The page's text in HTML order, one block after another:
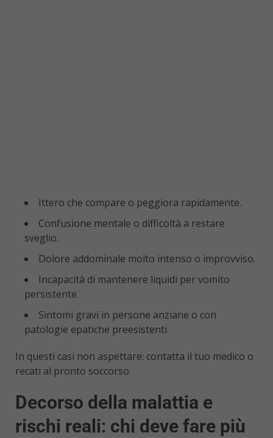
Ittero che compare o peggiora rapidamente.
Confusione mentale o difficoltà a restare
sveglio.
Dolore addominale molto intenso o improvviso.
Incapacità di mantenere liquidi per vomito
persistente.
Sintomi gravi in persone anziane o con
patologie epatiche preesistenti.
In questi casi non aspettare: contatta il tuo medico o
recati al pronto soccorso.
Decorso della malattia e
rischi reali: chi deve fare più